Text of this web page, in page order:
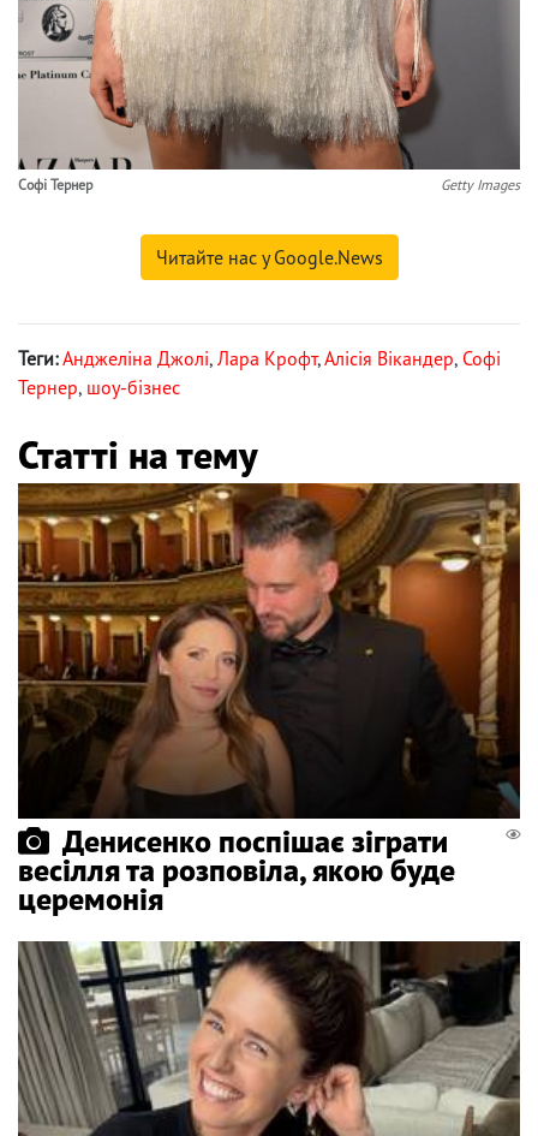
Софі Тернер Getty Images
Читайте нас у Google.News
Теги:Анджеліна Джолі, Лара Крофт,Алісія Вікандер, Софі
Тернер, шоу-бізнес
Статті на тему
Денисенко поспішає зіграти
весілля та розповіла, якою буде
церемонія